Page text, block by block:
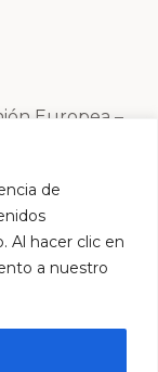
de
Al hacer clic en
a nuestro
Europea –